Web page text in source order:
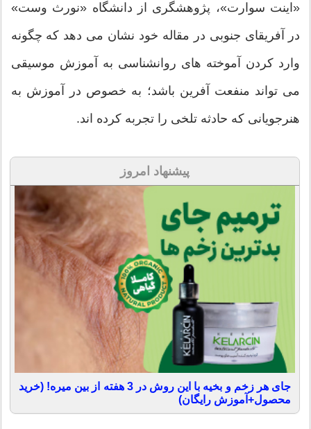
«اینت سوارت»، پژوهشگری از دانشگاه «نورث وست»
در آفریقای جنوبی در مقاله خود نشان می دهد که چگونه
وارد کردن آموخته های روانشناسی به آموزش موسیقی
می تواند منفعت آفرین باشد؛ به خصوص در آموزش به
هنرجویانی که حادثه تلخی را تجربه کرده اند.
پیشنهاد امروز
جای هر زخم و بخیه با این روش در 3 هفته از بین میره! (خرید
محصول+آموزش رایگان)